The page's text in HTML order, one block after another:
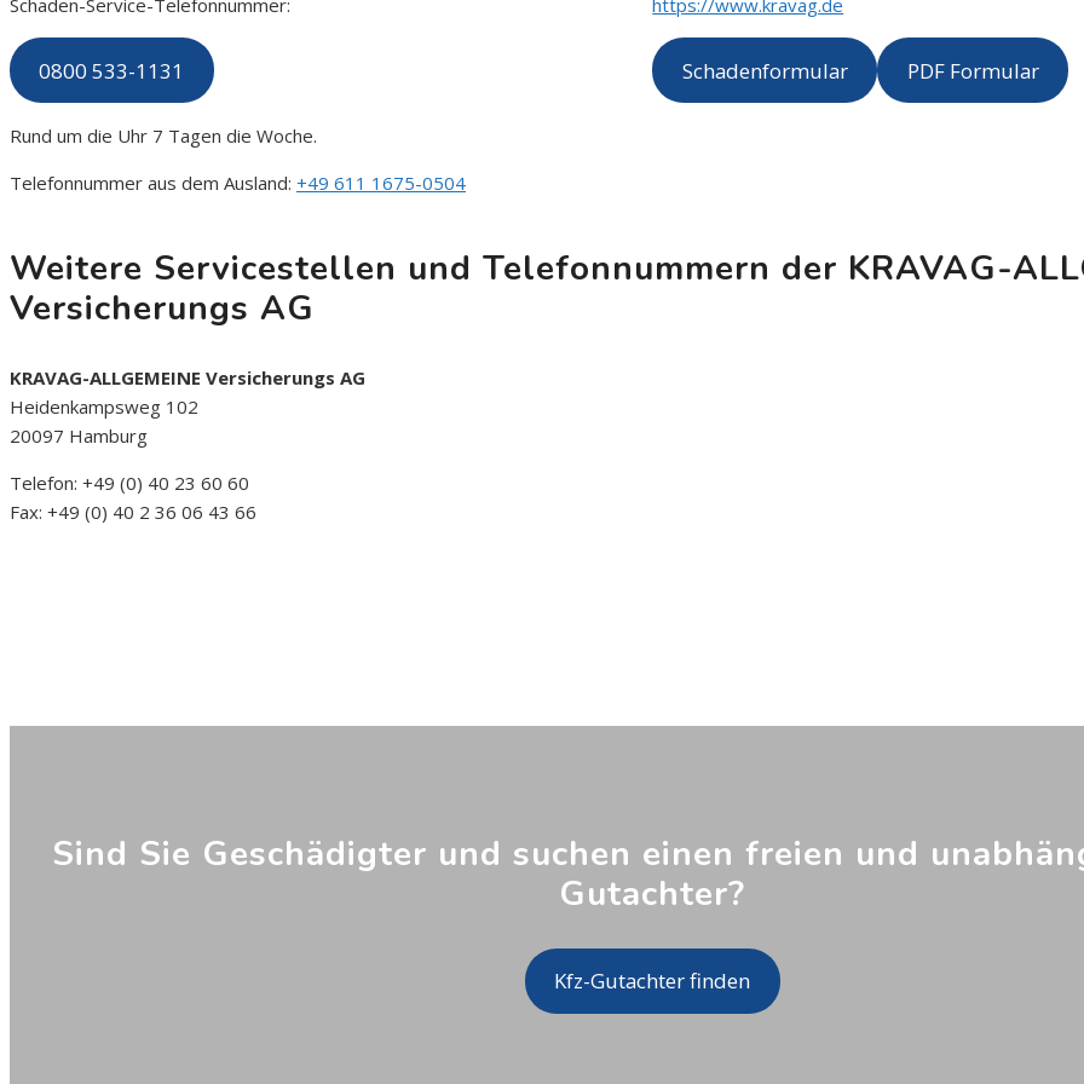
Schaden-Service-Telefonnummer:
0800 533-1131
Rund um die Uhr 7 Tagen die Woche.
Telefonnummer aus dem Ausland: +49 611 1675-0504
https://www.kravag.de
Schadenformular PDF Formular
Weitere Servicestellen und Telefonnummern der KRAVAG-
Versicherungs AG
KRAVAG-ALLGEMEINE Versicherungs AG
Heidenkampsweg 102
20097 Hamburg
Telefon: +49 (0) 40 23 60 60
Fax: +49 (0) 40 2 36 06 43 66
Sind Sie Geschädigter und suchen einen freien und
Gutachter?
Kfz-Gutachter finden